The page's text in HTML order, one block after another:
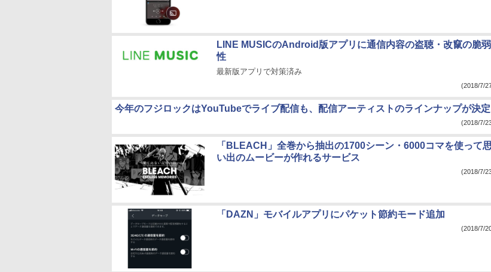
LINE MUSICのAndroid版アプリに通信内容の盗聴・改竄の脆弱
性
最新版アプリで対策済み
(2018/7/
今年のフジロックはYouTubeでライブ配信も、配信アーティストのラインナップが決定
(2018/7/
「BLEACH」全巻から抽出の1700シーン・6000コマを使って思
い出のムービーが作れるサービス
(2018/7/
「DAZN」モバイルアプリにパケット節約モード追加
(2018/7/